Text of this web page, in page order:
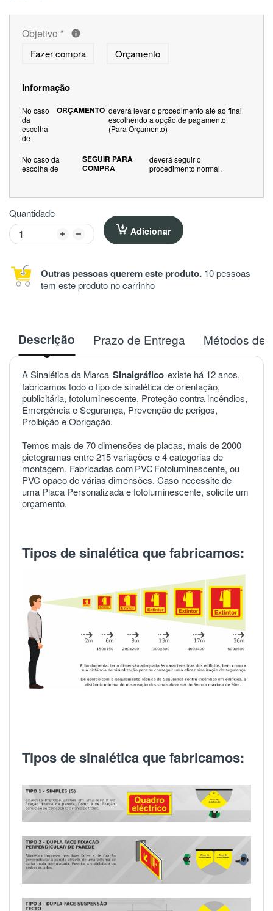
Objetivo *
Fazer compra Orçamento
Informação
No caso
da
escolha
de
ORÇAMENTO deverá levar o procedimento até ao final
escolhendo a opção de pagamento
(Para Orçamento)
No caso da
escolha de
SEGUIR PARA
COMPRA
deverá seguir o
procedimento normal.
Quantidade
Adicionar
Outras pessoas querem este produto. 10 pessoas
tem este produto no carrinho
Descrição Prazo de Entrega Métodos de
A Sinalética da Marca Sinalgráfico existe há 12 anos,
fabricamos todo o tipo de sinalética de orientação,
publicitária, fotoluminescente, Proteção contra incêndios,
Emergência e Segurança, Prevenção de perigos,
Proibição e Obrigação.
Temos mais de 70 dimensões de placas, mais de 2000
pictogramas entre 215 variações e 4 categorias de
montagem. Fabricadas comPVCFotoluminescente, ou
PVC opaco de várias dimensões. Caso necessite de
uma Placa Personalizada e fotoluminescente, solicite um
orçamento.
Tipos de sinalética que fabricamos:
Tipos de sinalética que fabricamos: